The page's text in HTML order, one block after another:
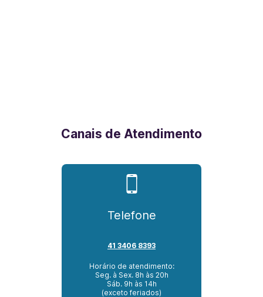
Canais de Atendimento
Telefone
41 3406 8393
Horário de atendimento:
Seg. à Sex. 8h às 20h
Sáb. 9h às 14h
(exceto feriados)